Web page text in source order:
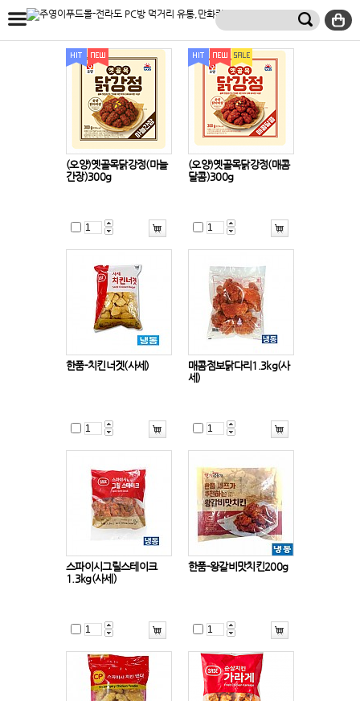
(오양)옛골목닭강정(마늘
간장)300g
(오양)옛골목닭강정(매콤
달콤)300g
한품-치킨너겟(사세)
매콤점보닭다리1.3kg(사
세)
스파이시그릴스테이크
1.3kg(사세)
한품-왕갈비맛치킨200g